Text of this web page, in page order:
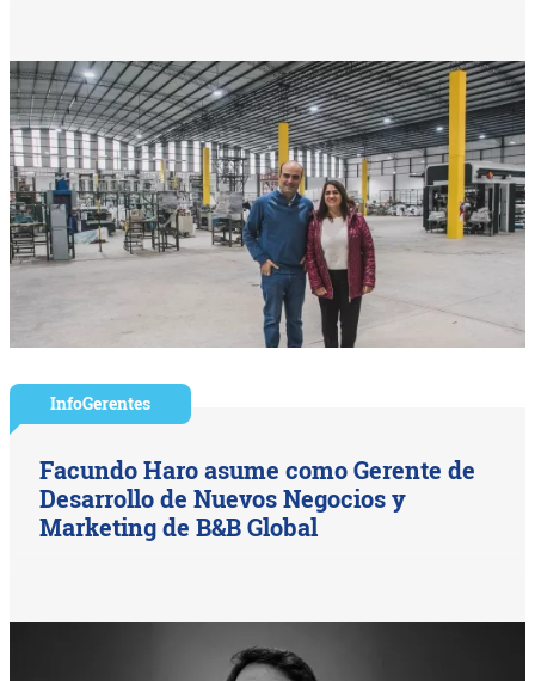
InfoGerentes
Facundo Haro asume como Gerente de
Desarrollo de Nuevos Negocios y
Marketing de B&B Global